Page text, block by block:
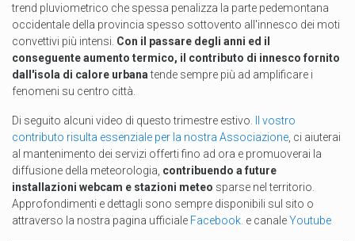
trend pluviometrico che spessa penalizza la parte pedemontana
occidentale della provincia spesso sottovento all'innesco dei moti
convettivi più intensi. Con il passare degli anni ed il
conseguente aumento termico, il contributo di innesco fornito
dall'isola di calore urbanatende sempre più ad amplificare i
fenomeni su centro città.
Di seguito alcuni video di questo trimestre estivo . Il vostro
contributo risulta essenziale per la nostra Associazione , ci aiuterai
al mantenimento dei servizi offerti fino ad ora e promuoverai la
diffusione della meteorologia, contribuendo a future
installazioni webcam e stazioni meteo sparse nel territorio.
Approfondimenti e dettagli sono sempre disponibili sul sito o
attraverso la nostra pagina ufficiale Facebook. e canaleYoutube